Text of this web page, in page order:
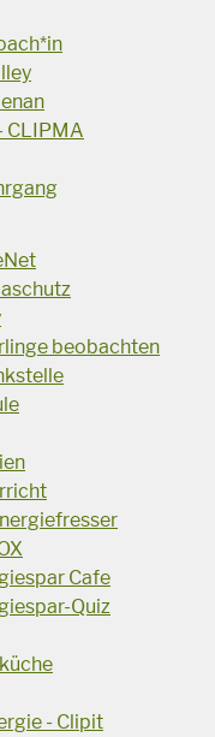
CLIPMA
beobachten
Cafe
Quiz
- Clipit